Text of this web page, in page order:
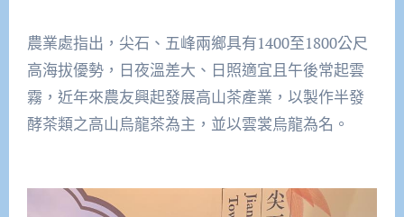
農業處指出，尖石、五峰兩鄉具有1400至1800公尺
高海拔優勢，日夜溫差大、日照適宜且午後常起雲
霧，近年來農友興起發展高山茶產業，以製作半發
酵茶類之高山烏龍茶為主，並以雲裳烏龍為名。